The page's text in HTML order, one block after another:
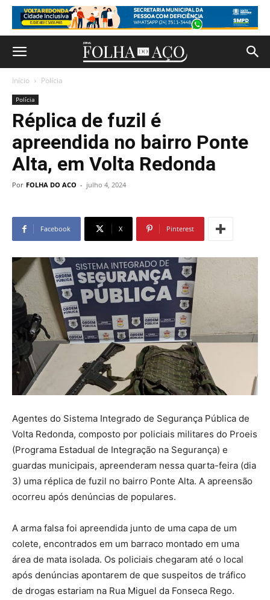
Início Polícia
Polícia
Réplica de fuzil é
apreendida no bairro Ponte
Alta, em Volta Redonda
Por FOLHA DO ACO - julho 4, 2024
Facebook X Pinterest
Agentes do Sistema Integrado de Segurança Pública de
Volta Redonda, composto por policiais militares do Proeis
(Programa Estadual de Integração na Segurança) e
guardas municipais, apreenderam nessa quarta-feira (dia
3) uma réplica de fuzil no bairro Ponte Alta. A apreensão
ocorreu após denúncias de populares.
A arma falsa foi apreendida junto de uma capa de um
colete, encontrados em um barraco montado em uma
área de mata isolada. Os policiais chegaram até o local
após denúncias apontarem de que suspeitos de tráfico
de drogas estariam na Rua Miguel da Fonseca Rego.